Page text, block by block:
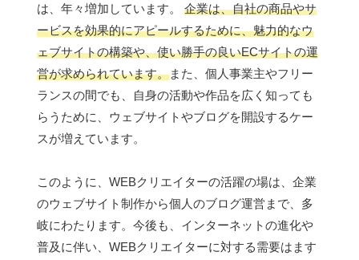
は、年々増加しています。 企業は、自社の商品やサ
ービスを効果的にアピールするために、魅力的なウ
ェブサイトの構築や、使い勝手の良いECサイトの運
営が求められています。また、個人事業主やフリー
ランスの間でも、自身の活動や作品を広く知っても
らうために、ウェブサイトやブログを開設するケー
スが増えています。
このように、WEBクリエイターの活躍の場は、企業
のウェブサイト制作から個人のブログ運営まで、多
岐にわたります。今後も、インターネットの進化や
普及に伴い、WEBクリエイターに対する需要はます